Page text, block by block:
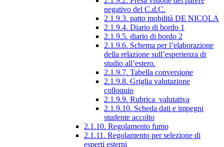
negativo del C.d.C.
2.1.9.3. patto mobilità DE NICOLA
2.1.9.4. Diario di bordo 1
2.1.9.5. diario di bordo 2
2.1.9.6. Schema per l’elaborazione
della relazione sull’esperienza di
studio all’estero.
2.1.9.7. Tabella conversione
2.1.9.8. Griglia valutazione
colloquio
2.1.9.9. Rubrica_valutativa
2.1.9.10. Scheda dati e impegni
studente accolto
2.1.10. Regolamento fumo
2.1.11. Regolamento per selezione di
esperti esterni